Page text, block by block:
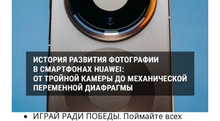
ИГРАЙ РАДИ ПОБЕДЫ. Поймайте всех